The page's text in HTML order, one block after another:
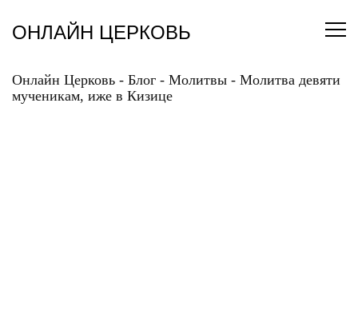
содержанию
ОНЛАЙН ЦЕРКОВЬ
Онлайн Церковь - Блог - Молитвы - Молитва девяти
мученикам, иже в Кизице